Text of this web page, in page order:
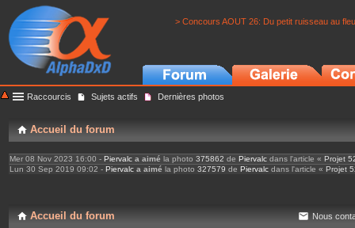
> Concours AOUT 26: Du petit ruisseau au
Raccourcis Sujets actifs Dernières photos
Accueil du forum
Mer 08 Nov 2023 16:00 - Piervalc a aimé la photo 375862 de Piervalc dans l'article « Projet
Lun 30 Sep 2019 09:02 - Piervalc a aimé la photo 327579 de Piervalc dans l'article « Projet
Accueil du forum Nous